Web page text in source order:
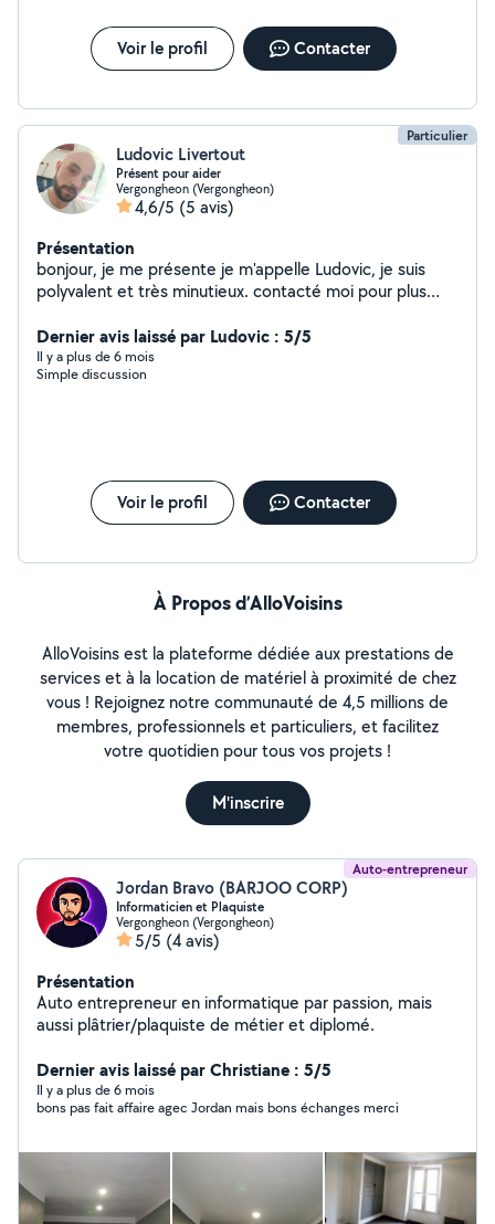
Voir le profil Contacter
Particulier
Ludovic Livertout
Présent pour aider
Vergongheon (Vergongheon)
4,6/5 (5 avis)
Présentation
bonjour, je me présente je m'appelle Ludovic, je suis
polyvalent et très minutieux. contacté moi pour plus
que je suis susceptible de pouvoir faire pour vous !!
cordialement
Dernier avis laissé par Ludovic : 5/5
Il y a plus de 6 mois
Simple discussion
Voir le profil Contacter
À Propos d’AlloVoisins
AlloVoisins est la plateforme dédiée aux prestations de
services et à la location de matériel à proximité de chez
vous ! Rejoignez notre communauté de 4,5 millions de
membres, professionnels et particuliers, et facilitez
votre quotidien pour tous vos projets !
M'inscrire
Auto-entrepreneur
Jordan Bravo (BARJOO CORP)
Informaticien et Plaquiste
Vergongheon (Vergongheon)
5/5 (4 avis)
Présentation
Auto entrepreneur en informatique par passion, mais
aussi plâtrier/plaquiste de métier et diplomé.
Dernier avis laissé par Christiane : 5/5
Il y a plus de 6 mois
bons pas fait affaire agec Jordan mais bons échanges merci